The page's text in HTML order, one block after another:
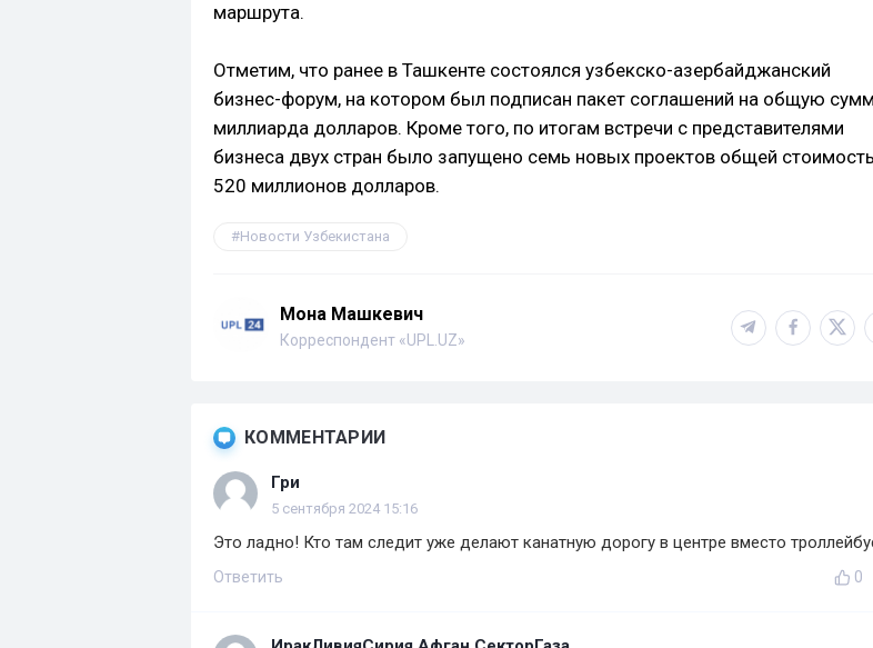
маршрута.
Отметим, что ранее в Ташкенте состоялся узбекско-азербайджанский
бизнес-форум, на котором был подписан пакет соглашений на общую
миллиарда долларов. Кроме того, по итогам встречи с представителями
бизнеса двух стран было запущено семь новых проектов общей
520 миллионов долларов.
Новости Узбекистана
Мона Машкевич
Корреспондент «UPL.UZ»
КОММЕНТАРИИ
Гри
5 сентября 2024 15:16
Это ладно! Кто там следит уже делают канатную дорогу в центре вместо
Ответить 0